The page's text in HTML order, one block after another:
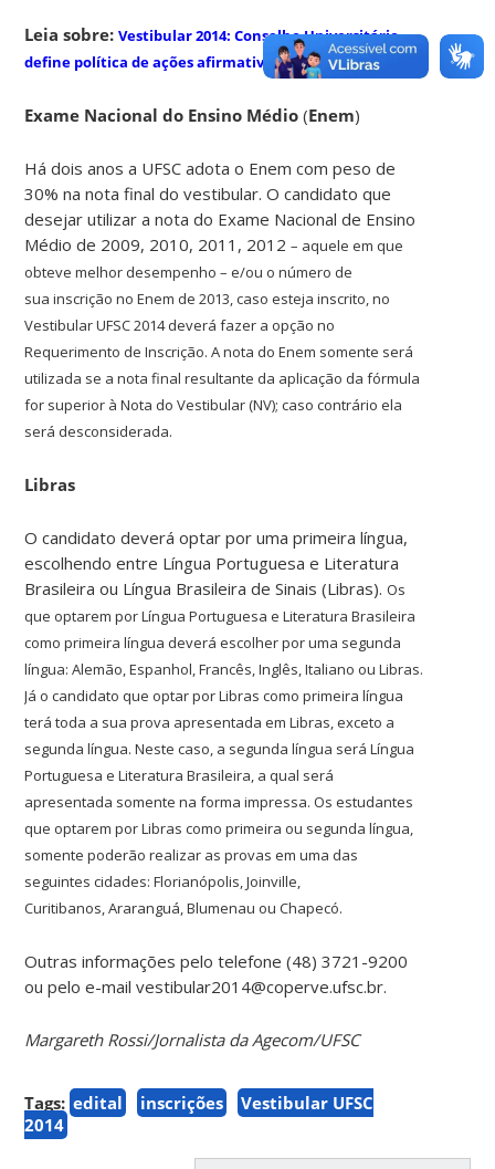
Leia sobre:Vestibular 2014: Conselho Universitário
define política de ações afirmativas
Exame Nacional do Ensino Médio (Enem)
Há dois anos a UFSC adota o Enem com peso de
30% na nota final do vestibular. O candidato que
desejar utilizar a nota do Exame Nacional de Ensino
Médio de 2009, 2010, 2011, 2012– aquele em que
obteve melhor desempenho –e/ou o número de
sua inscrição no Enem de 2013, caso esteja inscrito,no
Vestibular UFSC 2014 deverá fazer a opção no
Requerimento de Inscrição.A nota do Enem somente será
utilizada se a nota final resultante da aplicação da fórmula
for superior à Nota do Vestibular (NV); caso contrário ela
será desconsiderada.
Libras
O candidato deverá optar por uma primeira língua,
escolhendo entre Língua Portuguesa e Literatura
Brasileira ou Língua Brasileira de Sinais (Libras).Os
que optarem por Língua Portuguesa e Literatura Brasileira
como primeira língua deveráescolher por uma segunda
língua: Alemão, Espanhol, Francês, Inglês,Italiano ou Libras.
Já o candidato que optar por Libras como primeira língua
terá toda a sua prova apresentada emLibras, exceto a
segunda língua. Neste caso, a segunda língua será Língua
Portuguesa eLiteratura Brasileira, a qual será
apresentada somente na forma impressa.Os estudantes
que optarem por Libras como primeira ou segunda língua,
somente poderão realizar as provas em uma das
seguintes cidades: Florianópolis, Joinville,
Curitibanos,Araranguá, Blumenau ou Chapecó.
Outras informações pelo telefone (48) 3721-9200
ou pelo e-mail vestibular2014@coperve.ufsc.br.
Margareth Rossi/Jornalista da Agecom/UFSC
Tags: edital inscrições
Vestibular UFSC
2014